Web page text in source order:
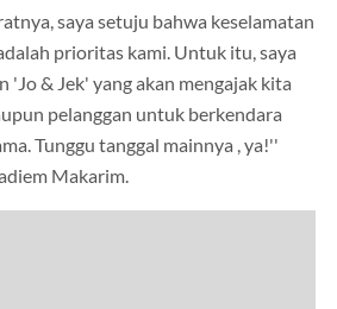
saya setuju bahwa keselamatan
prioritas kami. Untuk itu, saya
'Jo & Jek' yang akan mengajak kita
pelanggan untuk berkendara
Tunggu tanggal mainnya , ya!''
Makarim.